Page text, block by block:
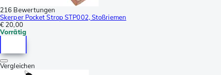
216 Bewertungen
Skerper Pocket Strop STP002, Stoßriemen
€ 20,00
Vorrätig
Vergleichen